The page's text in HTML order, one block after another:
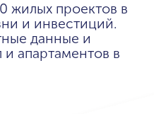
жилых проектов в
и инвестиций.
данные и
и апартаментов в